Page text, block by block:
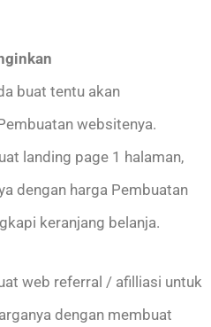
buat tentu akan
websitenya.
landing page 1 halaman,
dengan harga Pembuatan
keranjang belanja.
web referral / afilliasi untuk
dengan membuat